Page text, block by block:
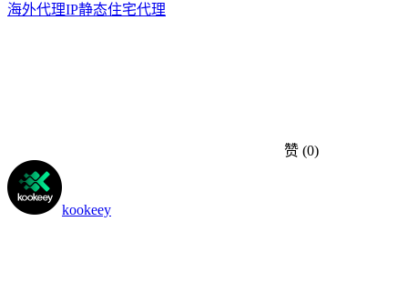
海外代理IP静态住宅代理
赞 (0)
kookeey